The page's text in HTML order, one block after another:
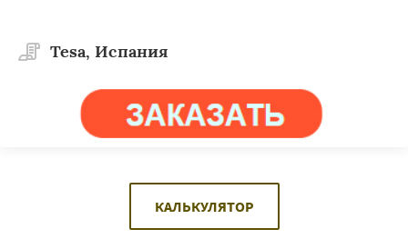
Tesa, Испания
КАЛЬКУЛЯТОР